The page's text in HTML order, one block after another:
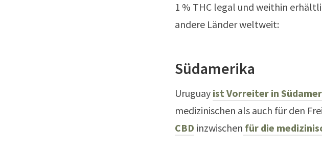
1 % THC legal und weithin
andere Länder weltweit:
Südamerika
Uruguay ist Vorreiter in
medizinischen als auch für den
CBD inzwischen für die